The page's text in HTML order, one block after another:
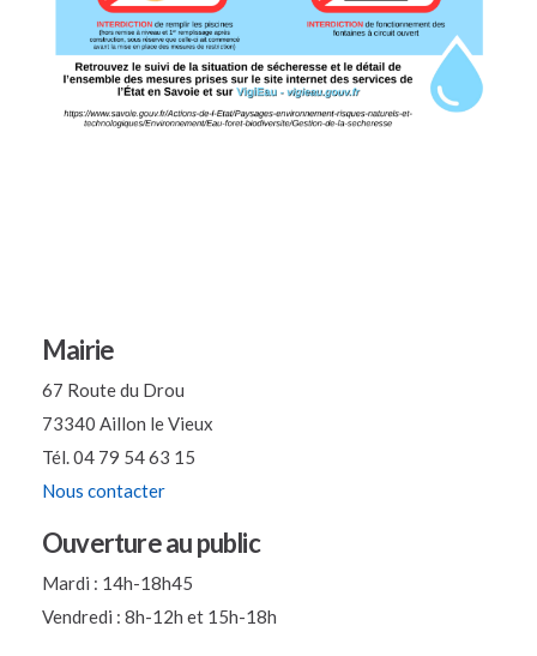
Mairie
67 Route du Drou
73340 Aillon le Vieux
Tél. 04 79 54 63 15
Nous contacter
Ouverture au public
Mardi : 14h-18h45
Vendredi : 8h-12h et 15h-18h